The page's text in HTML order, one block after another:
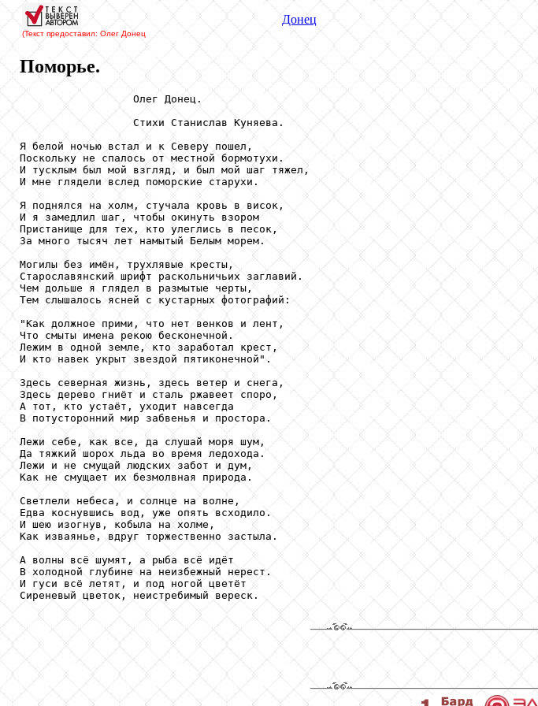
(Текст предоставил: Олег Донец
Донец
Поморье.
                  Олег Донец.
                  Стихи Станислав Куняева.
Я белой ночью встал и к Северу пошел,
Поскольку не спалось от местной бормотухи.
И тусклым был мой взгляд, и был мой шаг тяжел,
И мне глядели вслед поморские старухи.
Я поднялся на холм, стучала кровь в висок,
И я замедлил шаг, чтобы окинуть взором
Пристанище для тех, кто улеглись в песок,
За много тысяч лет намытый Белым морем.
Могилы без имён, трухлявые кресты,
Старославянский шрифт раскольничьих заглавий.
Чем дольше я глядел в размытые черты,
Тем слышалось ясней с кустарных фотографий:
"Как должное прими, что нет венков и лент,
Что смыты имена рекою бесконечной.
Лежим в одной земле, кто заработал крест,
И кто навек укрыт звездой пятиконечной".
Здесь северная жизнь, здесь ветер и снега,
Здесь дерево гниёт и сталь ржавеет споро,
А тот, кто устаёт, уходит навсегда
В потусторонний мир забвенья и простора.
Лежи себе, как все, да слушай моря шум,
Да тяжкий шорох льда во время ледохода.
Лежи и не смущай людских забот и дум,
Как не смущает их безмолвная природа.
Светлели небеса, и солнце на волне,
Едва коснувшись вод, уже опять всходило.
И шею изогнув, кобыла на холме,
Как изваянье, вдруг торжественно застыла.
А волны всё шумят, а рыба всё идёт
В холодной глубине на неизбежный нерест.
И гуси всё летят, и под ногой цветёт
Сиреневый цветок, неистребимый вереск.